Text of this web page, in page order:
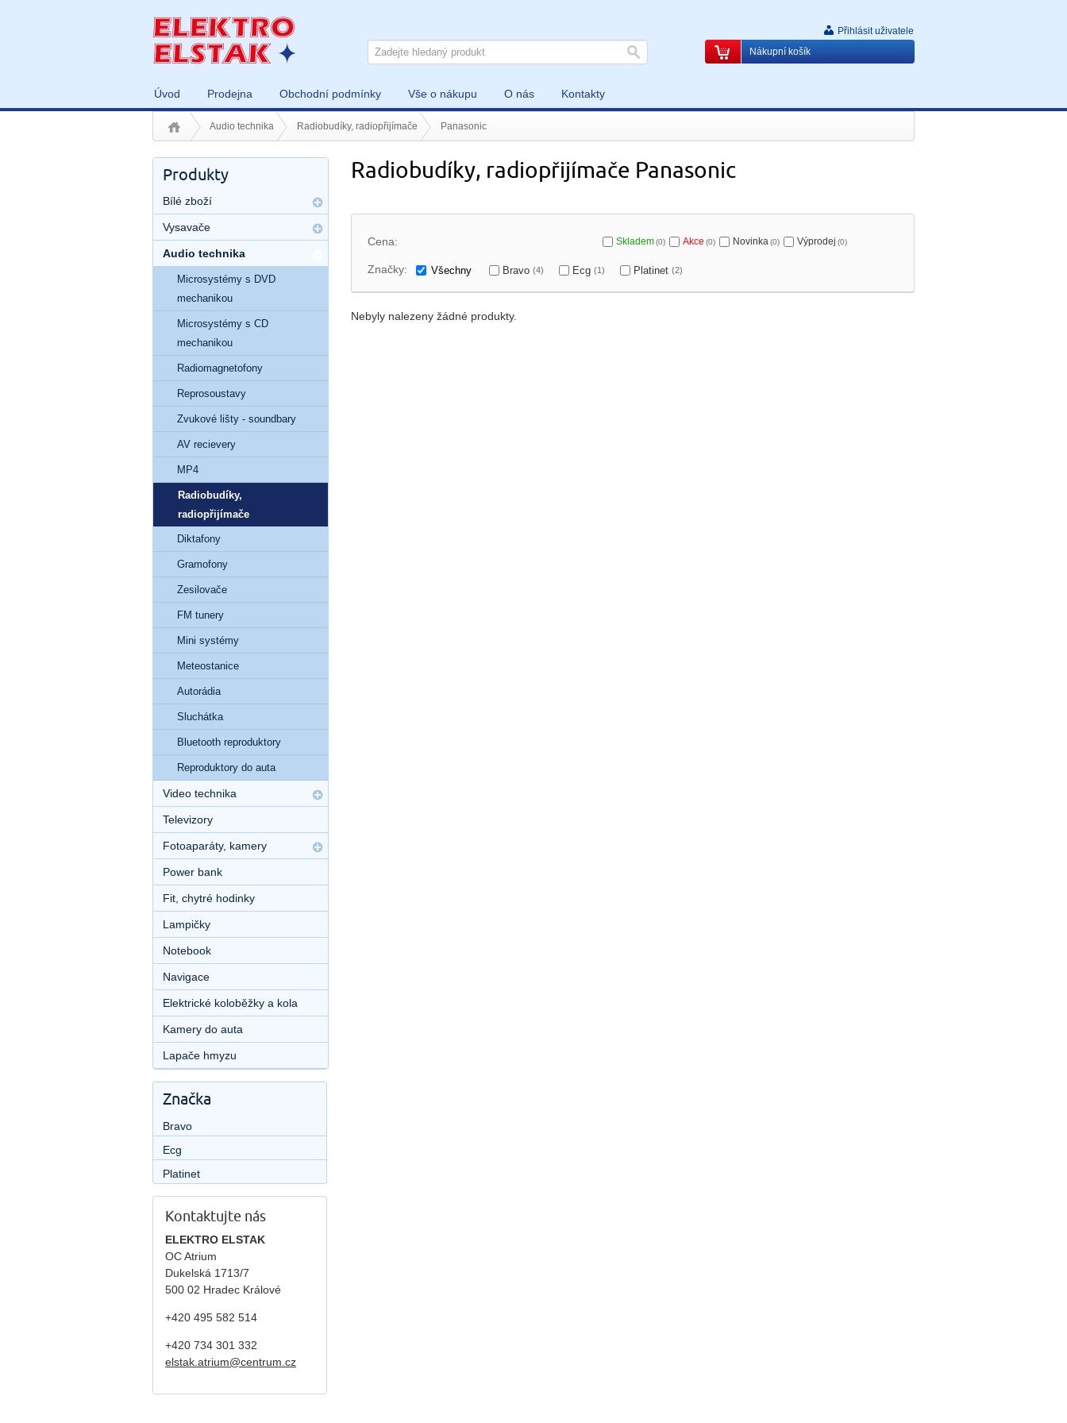
Úvod Prodejna Obchodní podmínky Vše o nákupu O nás Kontakty
Přihlásit uživatele
Nákupní košík
Audio technika Radiobudíky, radiopřijímače Panasonic
Radiobudíky, radiopřijímače Panasonic
Cena: Skladem(0) Akce (0) Novinka(0) Výprodej (0)
Značky: Všechny Bravo (4) Ecg (1) Platinet (2)
Nebyly nalezeny žádné produkty.
Produkty
Bílé zboží
Vysavače
Audio technika
Microsystémy s DVD
mechanikou
Microsystémy s CD
mechanikou
Radiomagnetofony
Reprosoustavy
Zvukové lišty - soundbary
AV recievery
MP4
Radiobudíky,
radiopřijímače
Diktafony
Gramofony
Zesilovače
FM tunery
Mini systémy
Meteostanice
Autorádia
Sluchátka
Bluetooth reproduktory
Reproduktory do auta
Video technika
Televizory
Fotoaparáty, kamery
Power bank
Fit, chytré hodinky
Lampičky
Notebook
Navigace
Elektrické koloběžky a kola
Kamery do auta
Lapače hmyzu
Značka
Bravo
Ecg
Platinet
Kontaktujte nás
ELEKTRO ELSTAK
OC Atrium
Dukelská 1713/7
500 02 Hradec Králové
+420 495 582 514
+420 734 301 332
elstak.atrium@centrum.cz